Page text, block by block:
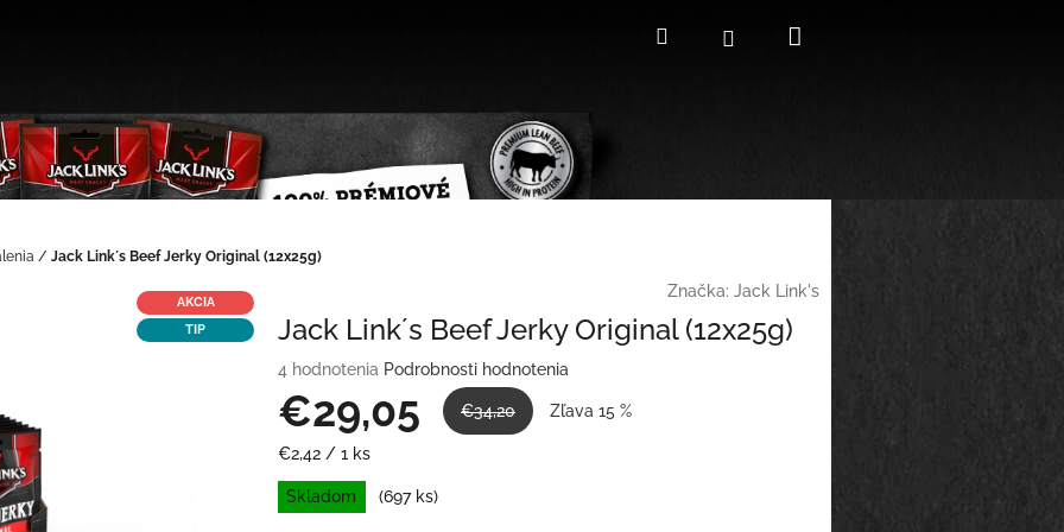
HľadaťPrihlásenie
/ Jack Link´s Beef Jerky Original (12x25g)
AKCIA
TIP
Značka: Jack Link's
Jack Link´s Beef Jerky Original (12x25g)
Priemerné
hodnotenie
produktu
5,0
z
5
4 hodnotenia Podrobnosti hodnotenia
€29,05 €34,20 Zľava 15 %
Jednotková
cena:
€2,42 / 1 ks
Skladom (697 ks)